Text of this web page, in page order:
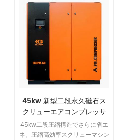
常よりも遅いスクリュー速度と複
数の減衰スプリングの使用によ
り、ユニットの安定性が高くなり
45kw 新型二段永久磁石ス
クリューエアコンプレッサ
ー
45kw二段圧縮構造でさらに省エ
ネ。圧縮高効率スクリューマシン